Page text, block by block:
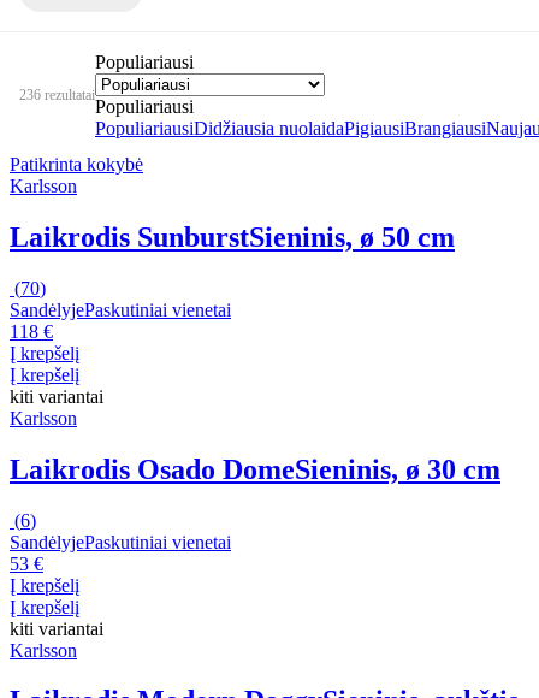
236 rezultatai
Populiariausi
Populiariausi
PopuliariausiDidžiausia nuolaidaPigiausiBrangiausi
Patikrinta kokybė
Karlsson
Laikrodis SunburstSieninis, ø 50 cm
(70)
SandėlyjePaskutiniai vienetai
118 €
Į krepšelį
Į krepšelį
kiti variantai
Karlsson
Laikrodis Osado DomeSieninis, ø 30 cm
(6)
SandėlyjePaskutiniai vienetai
53 €
Į krepšelį
Į krepšelį
kiti variantai
Karlsson